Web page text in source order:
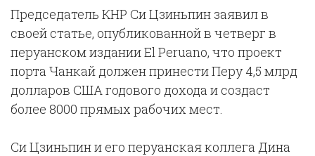
Председатель КНР Си Цзиньпин заявил в
своей статье, опубликованной в четверг в
перуанском издании El Peruano, что проект
порта Чанкай должен принести Перу 4,5 млрд
долларов США годового дохода и создаст
более 8000 прямых рабочих мест.
Си Цзиньпин и его перуанская коллега Дина